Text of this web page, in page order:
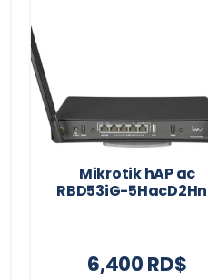
Mikrotik hAP ac
RBD53iG-
6,400 RD$